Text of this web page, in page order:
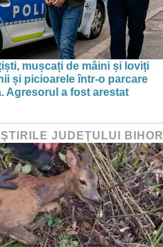
mușcați de mâini și loviți
și picioarele într-o parcare
Agresorul a fost arestat
JUDEŢULUI BIHOR